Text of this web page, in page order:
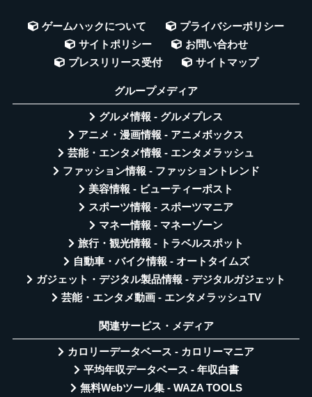
ゲームハックについて
プライバシーポリシー
サイトポリシー
お問い合わせ
プレスリリース受付
サイトマップ
グループメディア
グルメ情報 - グルメプレス
アニメ・漫画情報 - アニメボックス
芸能・エンタメ情報 - エンタメラッシュ
ファッション情報 - ファッショントレンド
美容情報 - ビューティーポスト
スポーツ情報 - スポーツマニア
マネー情報 - マネーゾーン
旅行・観光情報 - トラベルスポット
自動車・バイク情報 - オートタイムズ
ガジェット・デジタル製品情報 - デジタルガジェット
芸能・エンタメ動画 - エンタメラッシュTV
関連サービス・メディア
カロリーデータベース - カロリーマニア
平均年収データベース - 年収白書
無料Webツール集 - WAZA TOOLS